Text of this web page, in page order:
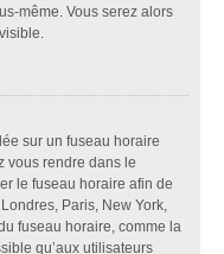
même. Vous serez alors
sur un fuseau horaire
vous rendre dans le
le fuseau horaire afin de
Paris, New York,
fuseau horaire, comme la
qu’aux utilisateurs